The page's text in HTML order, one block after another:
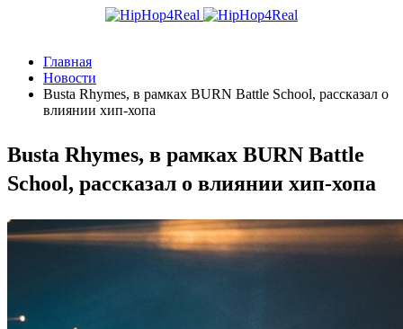
Главная
Новости
Busta Rhymes, в рамках BURN Battle School, рассказал о
влиянии хип-хопа
Busta Rhymes, в рамках BURN Battle
School, рассказал о влиянии хип-хопа